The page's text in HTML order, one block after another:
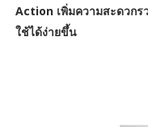
Action เพิ่มความสะดวกร
ใช้ได้ง่ายขึ้น